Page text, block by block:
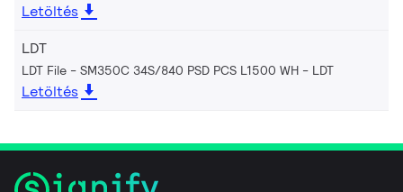
Letöltés
LDT
LDT File - SM350C 34S/840 PSD PCS L1500 WH LDT
Letöltés